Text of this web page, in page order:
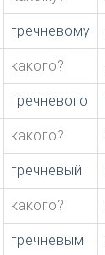
гречневому
какого?
гречневого
какого?
гречневый
какого?
гречневым